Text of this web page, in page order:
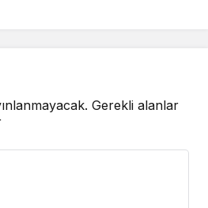
Gerekli alanlar